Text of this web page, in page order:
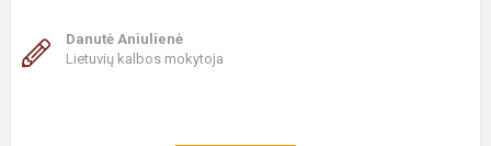
Danutė Aniulienė
Lietuvių kalbos mokytoja